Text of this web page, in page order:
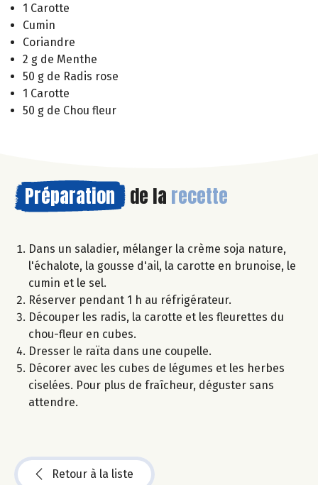
1 Carotte
Cumin
Coriandre
2 g de Menthe
50 g de Radis rose
1 Carotte
50 g de Chou fleur
Préparation de la recette
Dans un saladier, mélanger la crème soja nature,
l'échalote, la gousse d'ail, la carotte en brunoise, le
cumin et le sel.
Réserver pendant 1 h au réfrigérateur.
Découper les radis, la carotte et les fleurettes du
chou-fleur en cubes.
Dresser le raïta dans une coupelle.
Décorer avec les cubes de légumes et les herbes
ciselées. Pour plus de fraîcheur, déguster sans
attendre.
Retour à la liste